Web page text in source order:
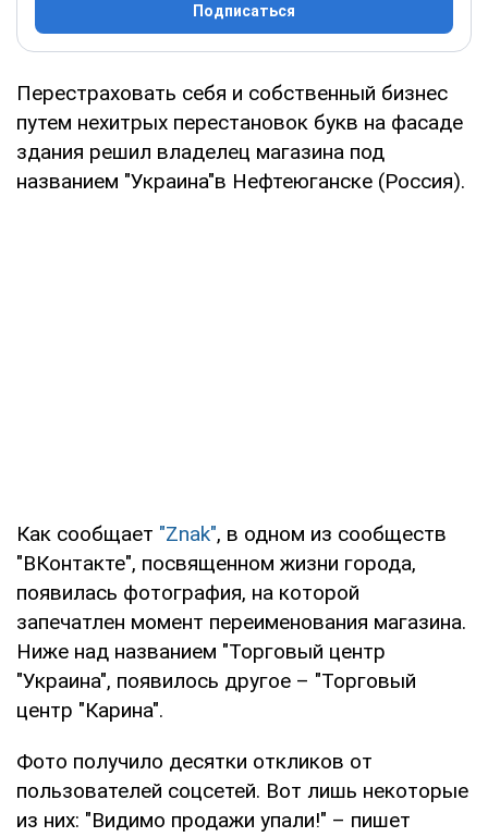
Подписаться
Перестраховать себя и собственный бизнес
путем нехитрых перестановок букв на фасаде
здания решил владелец магазина под
названием "Украина"в Нефтеюганске (Россия).
Как сообщает "Znak", в одном из сообществ
"ВКонтакте", посвященном жизни города,
появилась фотография, на которой
запечатлен момент переименования магазина.
Ниже над названием "Торговый центр
"Украина", появилось другое – "Торговый
центр "Карина".
Фото получило десятки откликов от
пользователей соцсетей. Вот лишь некоторые
из них: "Видимо продажи упали!" – пишет